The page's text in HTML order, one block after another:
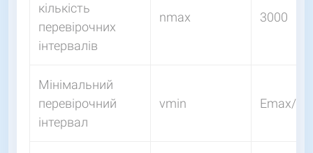
кількість
перевірочних
інтервалів
nmax 3000
Мінімальний
перевірочний
інтервал
vmin Emax/